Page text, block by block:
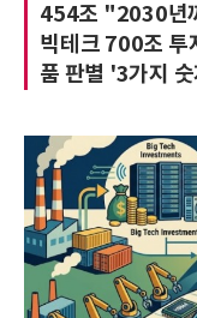
454조 "2030년
빅테크 700조 투
품 판별 '3가지